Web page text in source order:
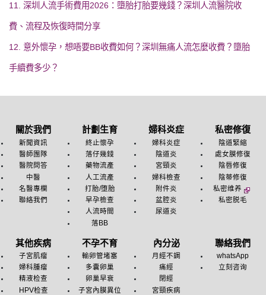
11. 深圳人流手術費用2026：墮胎打胎要幾錢？深圳人流醫院收
費、流程及恢復時間分享
12. 意外懷孕，想唔要BB收費如何？深圳無痛人流怎麼收費？墮胎
手續費多少？
關於我們
新聞資訊
醫師團隊
醫院問答
中醫
名醫專欄
聯絡我們
計劃生育
終止懷孕
落仔幾錢
藥物流產
人工流產
打胎/堕胎
早孕檢查
人流時間
落BB
婦科炎症
婦科炎症
陰道炎
宮頸炎
婦科檢查
附件炎
盆腔炎
尿道炎
私密修復
陰道緊縮
處女膜修復
陰唇修復
陰蒂修復
私密维养
私密脱毛
其他疾病
子宮肌瘤
婦科腫瘤
精液检查
HPV检查
不孕不育
輸卵管堵塞
多囊卵巢
卵巢早衰
子宮內膜異位
內分泌
月經不調
痛經
閉經
宮頸疾病
聯絡我們
whatsApp
立刻咨询